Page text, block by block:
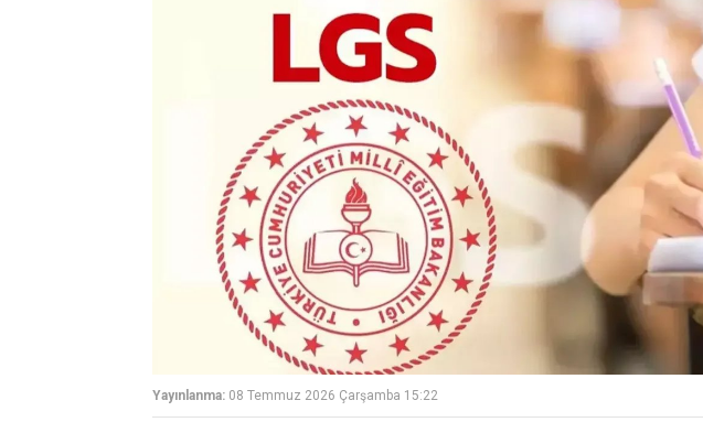
Yayınlanma: 08 Temmuz 2026 Çarşamba 15:22